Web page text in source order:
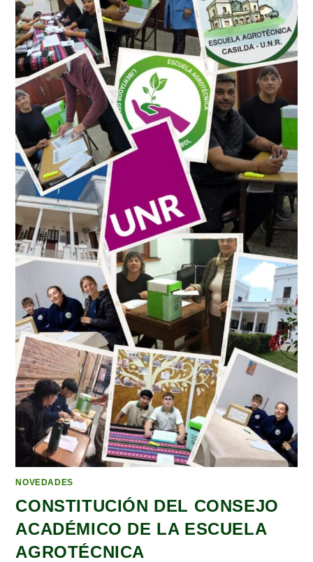
NOVEDADES
CONSTITUCIÓN DEL CONSEJO
ACADÉMICO DE LA ESCUELA
AGROTÉCNICA